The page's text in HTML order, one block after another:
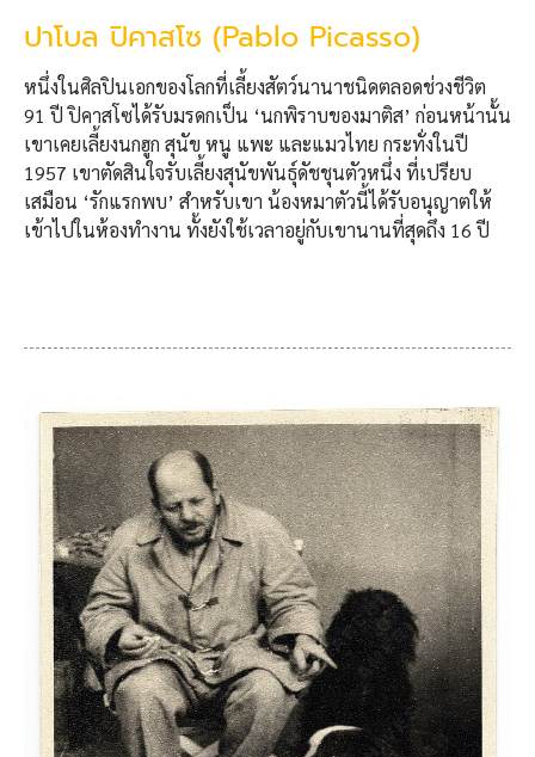
ปาโบล ปิคาสโซ (Pablo Picasso)
หนึ่งในศิลปินเอกของโลกที่เลี้ยงสัตว์นานาชนิดตลอดช่วงชีวิต
91 ปี ปิคาสโซได้รับมรดกเป็น ‘นกพิราบของมาติส’ ก่อนหน้านั้น
เขาเคยเลี้ยงนกฮูก สุนัข หนู แพะ และแมวไทย กระทั่งในปี
1957 เขาตัดสินใจรับเลี้ยงสุนัขพันธุ์ดัชชุนตัวหนึ่ง ที่เปรียบ
เสมือน ‘รักแรกพบ’ สำหรับเขา น้องหมาตัวนี้ได้รับอนุญาตให้
เข้าไปในห้องทำงาน ทั้งยังใช้เวลาอยู่กับเขานานที่สุดถึง 16 ปี